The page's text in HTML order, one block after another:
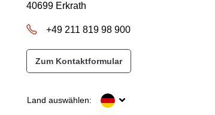
40699 Erkrath
+49 211 819 98 900
Zum Kontaktformular
Land auswählen: